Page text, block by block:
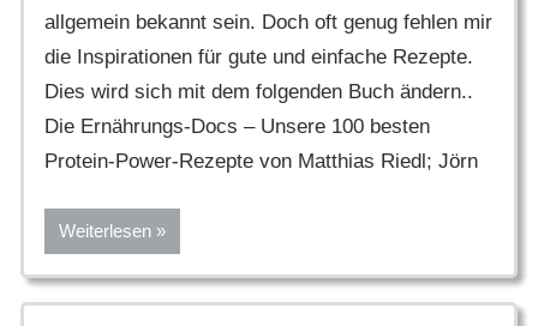
allgemein bekannt sein. Doch oft genug fehlen mir
die Inspirationen für gute und einfache Rezepte.
Dies wird sich mit dem folgenden Buch ändern..
Die Ernährungs-Docs – Unsere 100 besten
Protein-Power-Rezepte von Matthias Riedl; Jörn
Weiterlesen